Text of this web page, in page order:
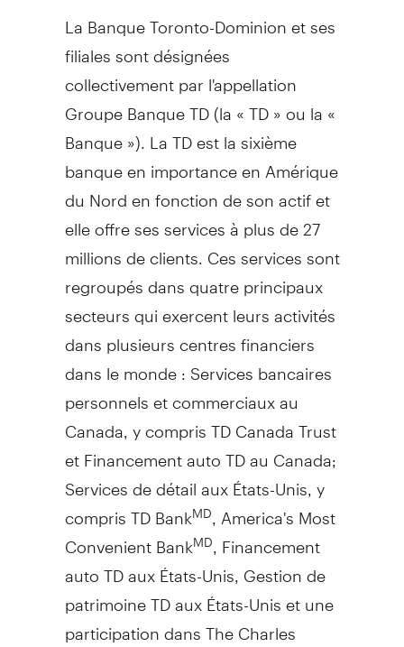
La Banque Toronto-Dominion et ses
filiales sont désignées
collectivement par l'appellation
Groupe Banque TD (la « TD » ou la «
Banque »). La TD est la sixième
banque en importance en Amérique
du Nord en fonction de son actif et
elle offre ses services à plus de 27
millions de clients. Ces services sont
regroupés dans quatre principaux
secteurs qui exercent leurs activités
dans plusieurs centres financiers
dans le monde : Services bancaires
personnels et commerciaux au
Canada, y compris TD Canada Trust
et Financement auto TD au Canada;
Services de détail aux États-Unis, y
compris TD BankMD , America's Most
Convenient BankMD , Financement
auto TD aux États-Unis, Gestion de
patrimoine TD aux États-Unis et une
participation dans The Charles